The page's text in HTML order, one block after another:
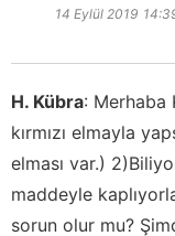
14 Eylül 2019
H. Kübra: Merhaba
kırmızı elmayla
elması var.)
maddeyle
sorun olur mu?